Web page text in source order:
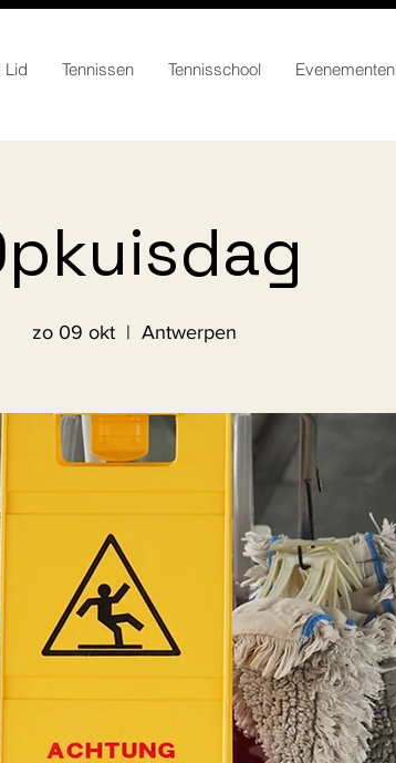
Lid Tennissen Tennisschool Evenementen
zo 09 okt
  |
Antwerpen